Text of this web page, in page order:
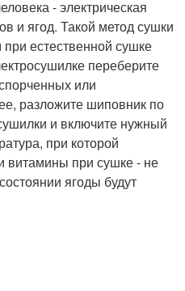
- электрическая
и ягод. Такой метод сушки
естественной сушке
переберите
или
разложите шиповник по
и включите нужный
при которой
витамины при сушке - не
ягоды будут